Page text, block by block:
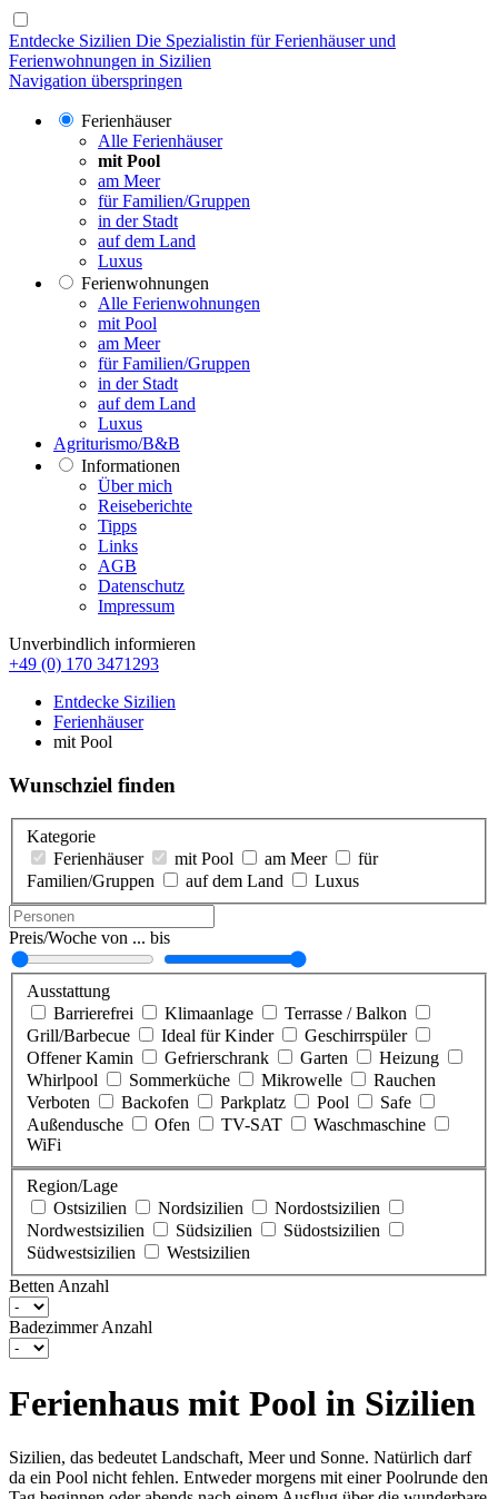
Entdecke Sizilien Die Spezialistin für Ferienhäuser und
Ferienwohnungen in Sizilien
Navigation überspringen
Ferienhäuser
Alle Ferienhäuser
mit Pool
am Meer
für Familien/Gruppen
in der Stadt
auf dem Land
Luxus
Ferienwohnungen
Alle Ferienwohnungen
mit Pool
am Meer
für Familien/Gruppen
in der Stadt
auf dem Land
Luxus
Agriturismo/B&B
Informationen
Über mich
Reiseberichte
Tipps
Links
AGB
Datenschutz
Impressum
Unverbindlich informieren
+49 (0) 170 3471293
Entdecke Sizilien
Ferienhäuser
mit Pool
Wunschziel finden
Kategorie
Ferienhäuser
mit Pool am Meer
für
Familien/Gruppen
auf dem Land Luxus
Preis/Woche von ... bis
Ausstattung
Barrierefrei
Klimaanlage
Terrasse / Balkon
Grill/Barbecue
Ideal für Kinder
Geschirrspüler
Offener Kamin
Gefrierschrank Garten
Heizung
Whirlpool
Sommerküche Mikrowelle
Rauchen
Verboten
Backofen Parkplatz Pool
Safe
Außendusche
Ofen TV-SAT
Waschmaschine
WiFi
Region/Lage
Ostsizilien
Nordsizilien
Nordostsizilien
Nordwestsizilien
Südsizilien
Südostsizilien
Südwestsizilien
Westsizilien
Betten Anzahl
Badezimmer Anzahl
Ferienhaus mit Pool in Sizilien
Sizilien, das bedeutet Landschaft, Meer und Sonne. Natürlich darf
da ein Pool nicht fehlen. Entweder morgens mit einer Poolrunde den